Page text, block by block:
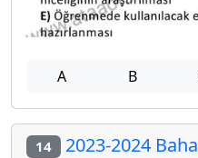
A B
14 2023-2024